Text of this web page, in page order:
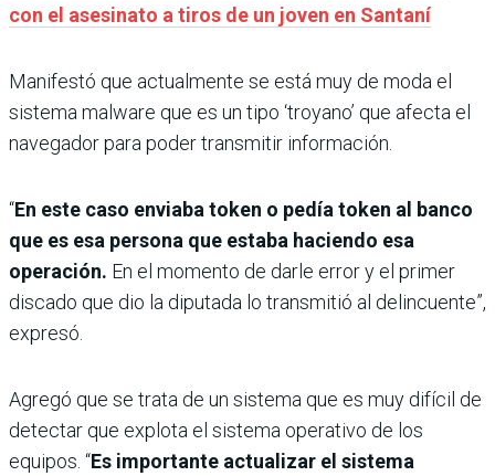
con el asesinato a tiros de un joven en Santaní
Manifestó que actualmente se está muy de moda el
sistema malware que es un tipo ‘troyano’ que afecta el
navegador para poder transmitir información.
“En este caso enviaba token o pedía token al banco
que es esa persona que estaba haciendo esa
operación. En el momento de darle error y el primer
discado que dio la diputada lo transmitió al delincuente”,
expresó.
Agregó que se trata de un sistema que es muy difícil de
detectar que explota el sistema operativo de los
equipos. “Es importante actualizar el sistema